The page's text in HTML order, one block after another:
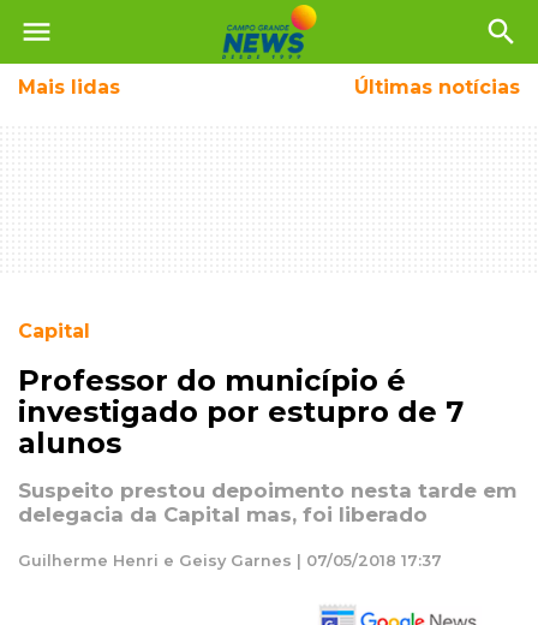
menu search
Mais lidas Últimas notícias
Capital
Professor do município é
investigado por estupro de 7
alunos
Suspeito prestou depoimento nesta tarde em
delegacia da Capital mas, foi liberado
Guilherme Henri e Geisy Garnes | 07/05/2018 17:37